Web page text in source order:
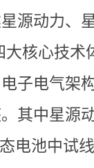
源动力、
大核心技术
子电气架
其中星源
电池中试